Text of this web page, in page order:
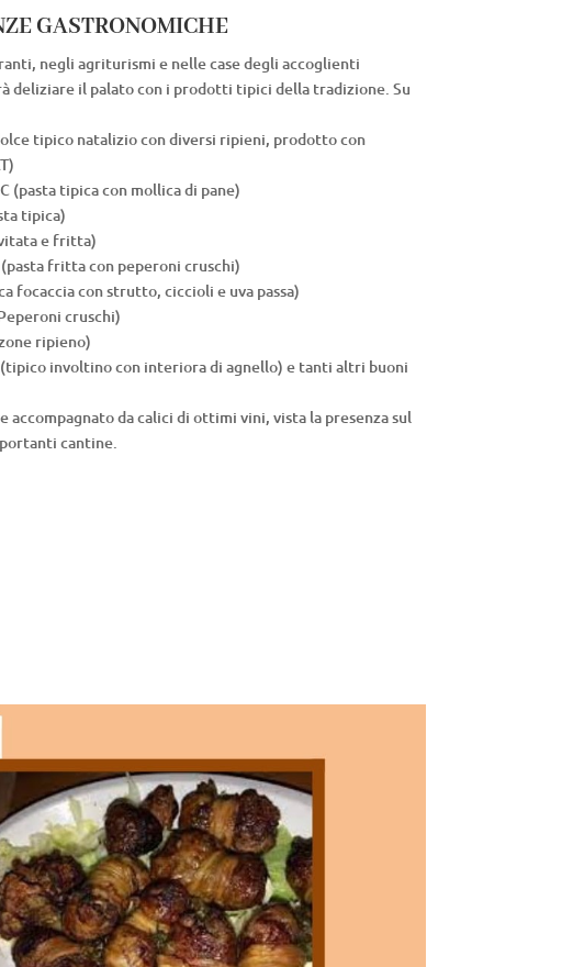
GASTRONOMICHE
negli agriturismi e nelle case degli accoglienti
deliziare il palato con i prodotti tipici della tradizione. Su
tipico natalizio con diversi ripieni, prodotto con
(pasta tipica con mollica di pane)
tipica)
e fritta)
(pasta fritta con peperoni cruschi)
focaccia con strutto, ciccioli e uva passa)
cruschi)
ripieno)
(tipico involtino con interiora di agnello) e tanti altri buoni
accompagnato da calici di ottimi vini, vista la presenza sul
cantine.